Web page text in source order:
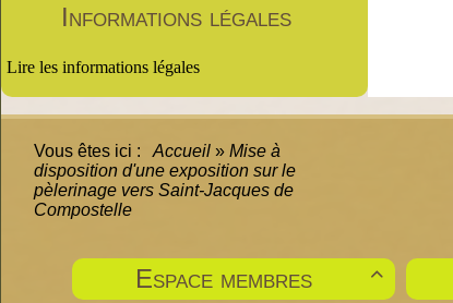
Informations légales
Lire les informations légales
Vous êtes ici : Accueil » Mise à
disposition d'une exposition sur le
pèlerinage vers Saint-Jacques de
Compostelle

Espace membres